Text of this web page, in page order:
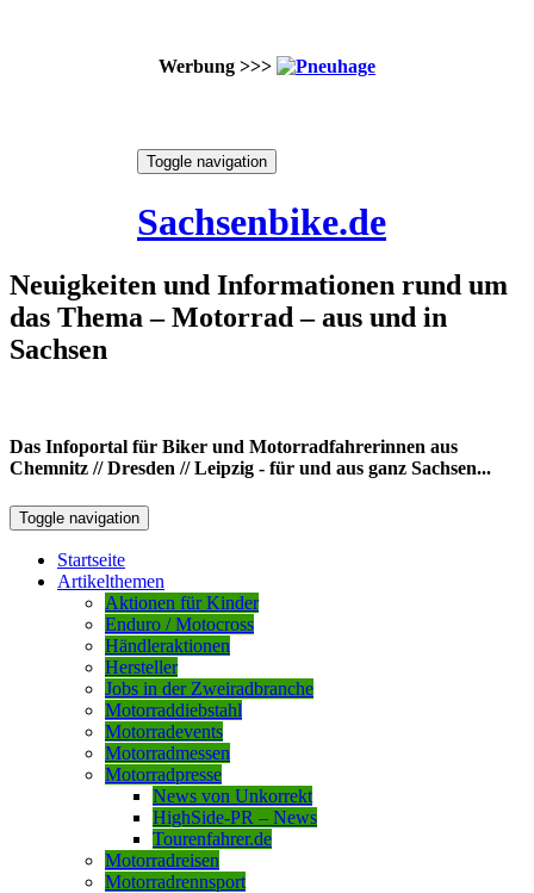
Werbung >>>
Toggle navigation
Sachsenbike.de
Neuigkeiten und Informationen rund um
das Thema – Motorrad – aus und in
Sachsen
Das Infoportal für Biker und Motorradfahrerinnen aus
Chemnitz // Dresden // Leipzig - für und aus ganz Sachsen...
Toggle navigation
Startseite
Artikelthemen
Aktionen für Kinder
Enduro / Motocross
Händleraktionen
Hersteller
Jobs in der Zweiradbranche
Motorraddiebstahl
Motorradevents
Motorradmessen
Motorradpresse
News von Unkorrekt
HighSide-PR – News
Tourenfahrer.de
Motorradreisen
Motorradrennsport